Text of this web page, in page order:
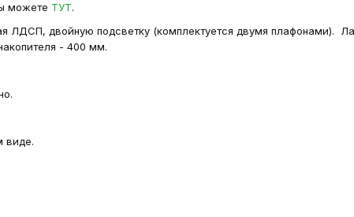
можете ТУТ.
ЛДСП, двойную подсветку (комплектуется двумя плафонами).
- 400 мм.
виде.